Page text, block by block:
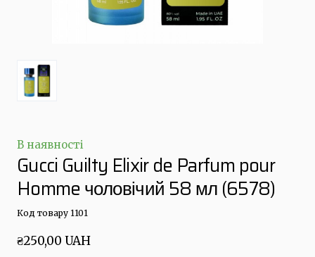
В наявності
Gucci Guilty Elixir de Parfum pour
Homme чоловічий 58 мл(6578)
Код товару 1101
₴250,00 UAH